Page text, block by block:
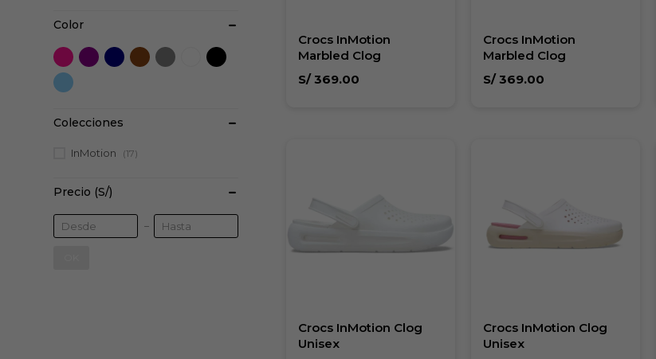
Crocs InMotion
Marbled Clog
S/ 369.00
Crocs InMotion
Marbled Clog
S/ 369.00
Crocs InMotion Clog
Unisex
Crocs InMotion Clog
Unisex
Precio (S/)
Color
Colecciones
InMotion (17)